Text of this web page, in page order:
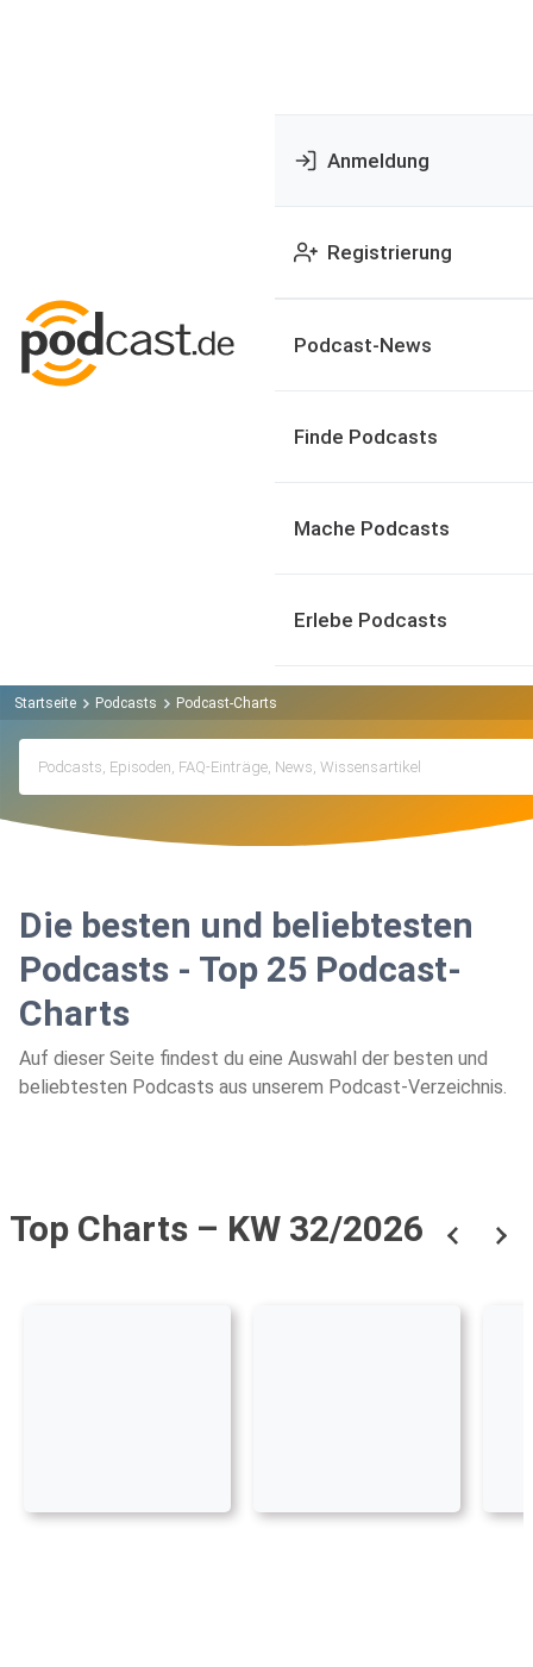
Anmeldung
Registrierung
Podcast-News
Finde Podcasts
Mache Podcasts
Erlebe Podcasts
Startseite Podcasts Podcast-Charts
Die besten und beliebtesten
Podcasts - Top 25 Podcast-
Charts
Auf dieser Seite findest du eine Auswahl der besten und
beliebtesten Podcasts aus unserem Podcast-Verzeichnis.
Top Charts – KW 32/2026